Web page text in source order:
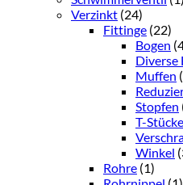
Verzinkt (24)
Fittinge (22)
Bogen
Diverse
Muffen
Stopfen
T-Stücke
Winkel
Rohre (1)